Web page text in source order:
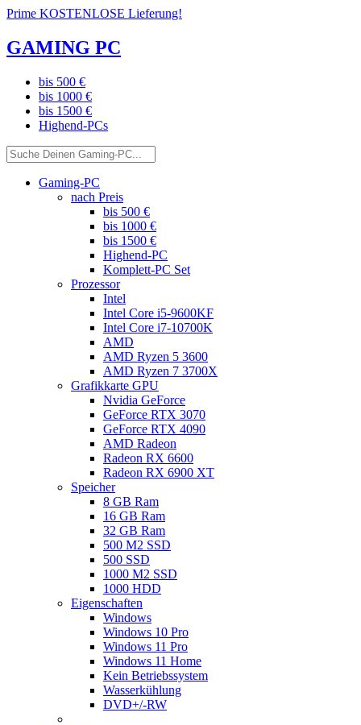
Prime KOSTENLOSE Lieferung!
GAMING PC
bis 500 €
bis 1000 €
bis 1500 €
Highend-PCs
Gaming-PC
nach Preis
bis 500 €
bis 1000 €
bis 1500 €
Highend-PC
Komplett-PC Set
Prozessor
Intel
Intel Core i5-9600KF
Intel Core i7-10700K
AMD
AMD Ryzen 5 3600
AMD Ryzen 7 3700X
Grafikkarte GPU
Nvidia GeForce
GeForce RTX 3070
GeForce RTX 4090
AMD Radeon
Radeon RX 6600
Radeon RX 6900 XT
Speicher
8 GB Ram
16 GB Ram
32 GB Ram
500 M2 SSD
500 SSD
1000 M2 SSD
1000 HDD
Eigenschaften
Windows
Windows 10 Pro
Windows 11 Pro
Windows 11 Home
Kein Betriebssystem
Wasserkühlung
DVD+/-RW